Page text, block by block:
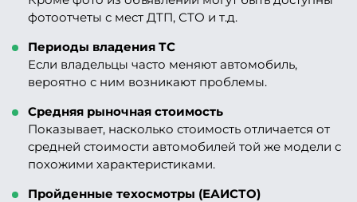
фотоотчеты с мест ДТП, СТО и т.д.
Периоды владения ТС
Если владельцы часто меняют автомобиль,
вероятно с ним возникают проблемы.
Средняя рыночная стоимость
Показывает, насколько стоимость отличается от
средней стоимости автомобилей той же модели с
похожими характеристиками.
Пройденные техосмотры (ЕАИСТО)